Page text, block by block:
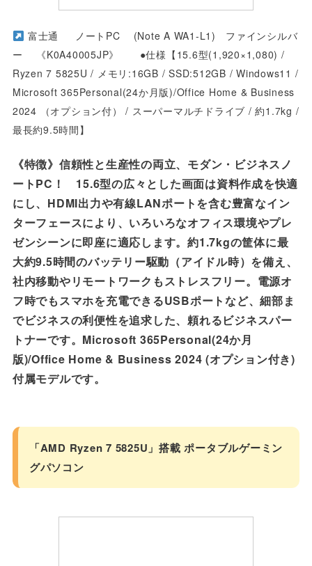
富士通 ノートPC (Note A WA1-L1) ファインシルバ
ー
《K0A40005JP》 ●仕様【15.6型(1,920×1,080) /
Ryzen 7 5825U / メモリ:16GB / SSD:512GB / Windows11 /
Microsoft 365Personal(24か月版)/Office Home & Business
2024
（オプション付） / スーパーマルチドライブ /約1.7kg /
最長約9.5時間】
《特徴》 信頼性と生産性の両立、モダン・ビジネスノ
ートPC！ 15.6型の広々とした画面は資料作成を快適
にし、HDMI出力や有線LANポートを含む豊富なイン
ターフェースにより、いろいろなオフィス環境やプレ
ゼンシーンに即座に適応します。約1.7kgの筐体に最
大約9.5時間のバッテリー駆動（アイドル時）を備え、
社内移動やリモートワークもストレスフリー。電源オ
フ時でもスマホを充電できるUSBポートなど、細部ま
でビジネスの利便性を追求した、頼れるビジネスパー
トナーです。Microsoft 365Personal(24か月
版)/Office Home & Business 2024 (オプション付き)
付属モデルです。
「AMD Ryzen 7 5825U」搭載 ポータブルゲーミン
グパソコン